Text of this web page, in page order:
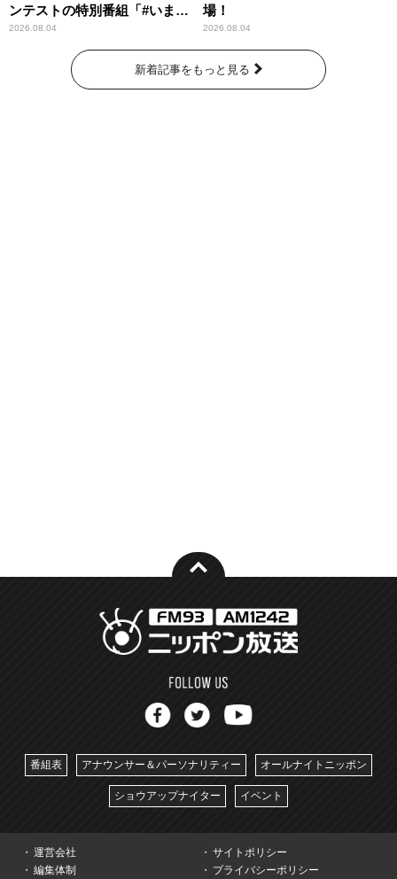
ンテストの特別番組「#いまあ
なたに伝えたいこと」
2026.08.04
場！
2026.08.04
新着記事をもっと見る
番組表 アナウンサー＆パーソナリティー オールナイトニッポン
ショウアップナイター イベント
運営会社
サイトポリシー
編集体制
プライバシーポリシー